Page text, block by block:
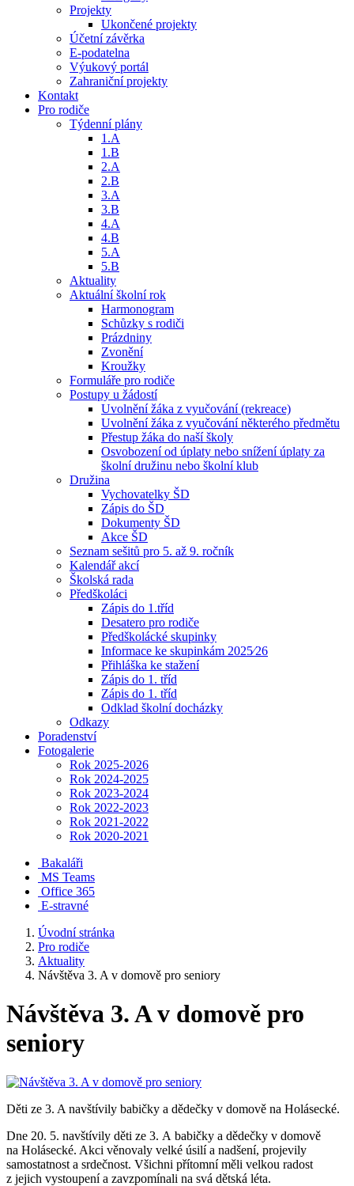
Projekty
Ukončené projekty
Účetní závěrka
E-podatelna
Výukový portál
Zahraniční projekty
Kontakt
Pro rodiče
Týdenní plány
1.A
1.B
2.A
2.B
3.A
3.B
4.A
4.B
5.A
5.B
Aktuality
Aktuální školní rok
Harmonogram
Schůzky s rodiči
Prázdniny
Zvonění
Kroužky
Formuláře pro rodiče
Postupy u žádostí
Uvolnění žáka z vyučování (rekreace)
Uvolnění žáka z vyučování některého předmětu
Přestup žáka do naší školy
Osvobození od úplaty nebo snížení úplaty za
školní družinu nebo školní klub
Družina
Vychovatelky ŠD
Zápis do ŠD
Dokumenty ŠD
Akce ŠD
Seznam sešitů pro 5. až 9. ročník
Kalendář akcí
Školská rada
Předškoláci
Zápis do 1.tříd
Desatero pro rodiče
Předškolácké skupinky
Informace ke skupinkám 2025⁄26
Přihláška ke stažení
Zápis do 1. tříd
Zápis do 1. tříd
Odklad školní docházky
Odkazy
Poradenství
Fotogalerie
Rok 2025-2026
Rok 2024-2025
Rok 2023-2024
Rok 2022-2023
Rok 2021-2022
Rok 2020-2021
Bakaláři
MS Teams
Office 365
E-stravné
Úvodní stránka
Pro rodiče
Aktuality
Návštěva 3. A v domově pro seniory
Návštěva 3. A v domově pro
seniory
Děti ze 3. A navštívily babičky a dědečky v domově na Holásecké.
Dne 20. 5. navštívily děti ze 3. A babičky a dědečky v domově
na Holásecké. Akci věnovaly velké úsilí a nadšení, projevily
samostatnost a srdečnost. Všichni přítomní měli velkou radost
z jejich vystoupení a zavzpomínali na svá dětská léta.